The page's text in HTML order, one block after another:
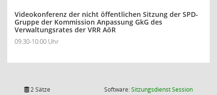
Videokonferenz der nicht öffentlichen Sitzung der SPD-
Gruppe der Kommission Anpassung GkG des
Verwaltungsrates der VRR AöR
09:30-10:00 Uhr
2 Sätze Software:SitzungsdienstSession(Wird in